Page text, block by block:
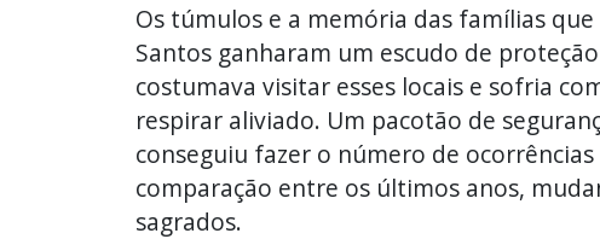
Os túmulos e a memória das famílias
Santos ganharam um escudo de
costumava visitar esses locais e sofria
respirar aliviado. Um pacotão de
conseguiu fazer o número de
comparação entre os últimos anos,
sagrados.